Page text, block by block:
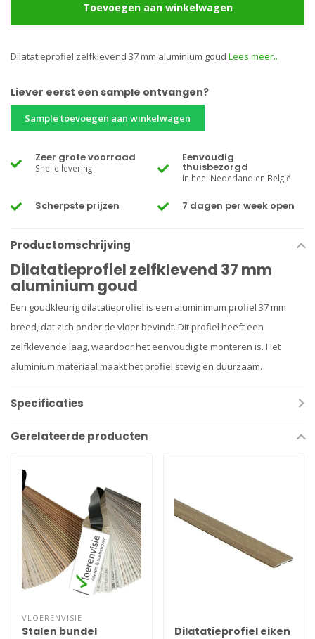
Toevoegen aan winkelwagen
Dilatatieprofiel zelfklevend 37 mm aluminium goud Lees meer..
Liever eerst een sample ontvangen?
Sample toevoegen aan winkelwagen
Zeer grote voorraad
Snelle levering
Eenvoudig
thuisbezorgd
In heel Nederland en België
Scherpste prijzen 7 dagen per week open
Productomschrijving
Dilatatieprofiel zelfklevend 37 mm
aluminium goud
Een goudkleurig dilatatieprofiel is een aluminimum profiel 37 mm
breed, dat zich onder de vloer bevindt. Dit profiel heeft een
zelfklevende laag, waardoor het eenvoudig te monteren is. Het
aluminium materiaal maakt het profiel stevig en duurzaam.
Specificaties
Gerelateerde producten
VLOERENVISIE
Stalen bundel
Dilatatieprofiel eiken